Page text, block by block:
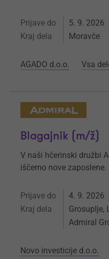
Prijave do 5. 9. 2026
Kraj dela Moravče
AGADO d.o.o. Vsa
Blagajnik (m/ž)
V naši hčerinski družbi
iščemo nove zaposlene.
Prijave do 4. 9. 2026
Kraj dela
Grosuplje,
Admiral
Novo investicije d.o.o.